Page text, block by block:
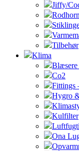
Jiffy/
Tilbehør
Klima
Co2
Fittings
Hygro
Kulfilter
Ona